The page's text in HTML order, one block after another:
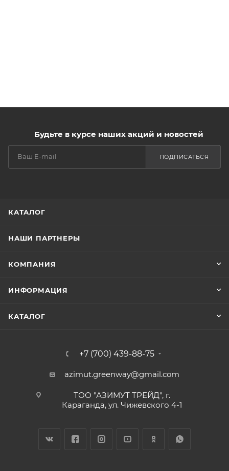
Будьте в курсе наших акций и новостей
ПОДПИСАТЬСЯ
КАТАЛОГ
НАШИ ПАРТНЕРЫ
КОМПАНИЯ
ИНФОРМАЦИЯ
КАТАЛОГ
+7 (700) 439-88-75
azimut.greenway@gmail.com
ТОО "АЗИМУТ ТРЕЙД", г.
Караганда, ул. Чижевского 4-1